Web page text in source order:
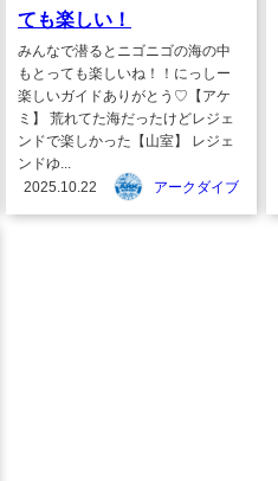
ても楽しい！
みんなで潜るとニゴニゴの海の中
もとっても楽しいね！！にっしー
楽しいガイドありがとう♡【アケ
ミ】 荒れてた海だったけどレジェ
ンドで楽しかった【山室】 レジェ
ンドゆ...
2025.10.22
アークダイブ